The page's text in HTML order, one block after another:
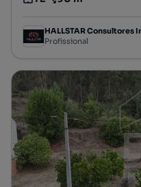
Tipologia
Preço por metro
HALLSTAR Consultores
Profissional